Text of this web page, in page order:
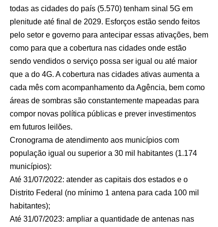
todas as cidades do país (5.570) tenham sinal 5G em
plenitude até final de 2029. Esforços estão sendo feitos
pelo setor e governo para antecipar essas ativações, bem
como para que a cobertura nas cidades onde estão
sendo vendidos o serviço possa ser igual ou até maior
que a do 4G. A cobertura nas cidades ativas aumenta a
cada mês com acompanhamento da Agência, bem como
áreas de sombras são constantemente mapeadas para
compor novas política públicas e prever investimentos
em futuros leilões.
Cronograma de atendimento aos municípios com
população igual ou superior a 30 mil habitantes (1.174
municípios):
Até 31/07/2022: atender as capitais dos estados e o
Distrito Federal (no mínimo 1 antena para cada 100 mil
habitantes);
Até 31/07/2023: ampliar a quantidade de antenas nas